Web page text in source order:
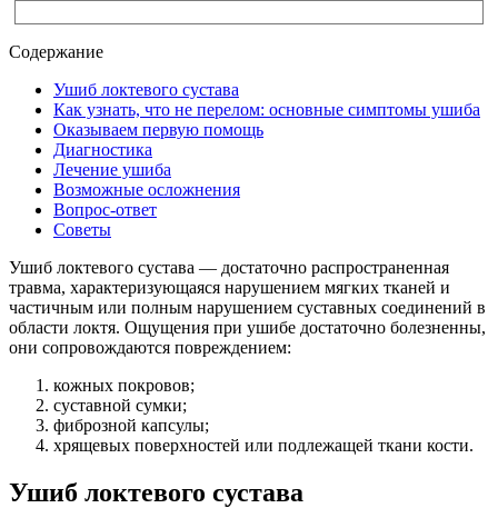
Содержание
Ушиб локтевого сустава
Как узнать, что не перелом: основные симптомы ушиба
Оказываем первую помощь
Диагностика
Лечение ушиба
Возможные осложнения
Вопрос-ответ
Советы
Ушиб локтевого сустава — достаточно распространенная
травма, характеризующаяся нарушением мягких тканей и
частичным или полным нарушением суставных соединений в
области локтя. Ощущения при ушибе достаточно болезненны,
они сопровождаются повреждением:
кожных покровов;
суставной сумки;
фиброзной капсулы;
хрящевых поверхностей или подлежащей ткани кости.
Ушиб локтевого сустава